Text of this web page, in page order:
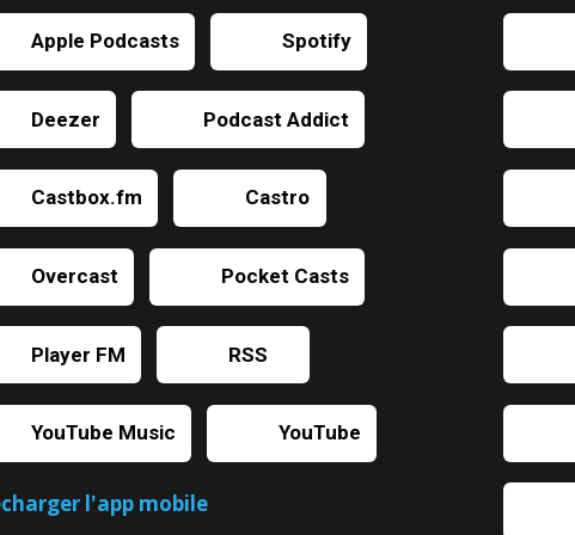
Apple Podcasts Spotify
Deezer Podcast Addict
Castbox.fm Castro
Overcast Pocket Casts
Player FM RSS
YouTube Music YouTube
l'app mobile